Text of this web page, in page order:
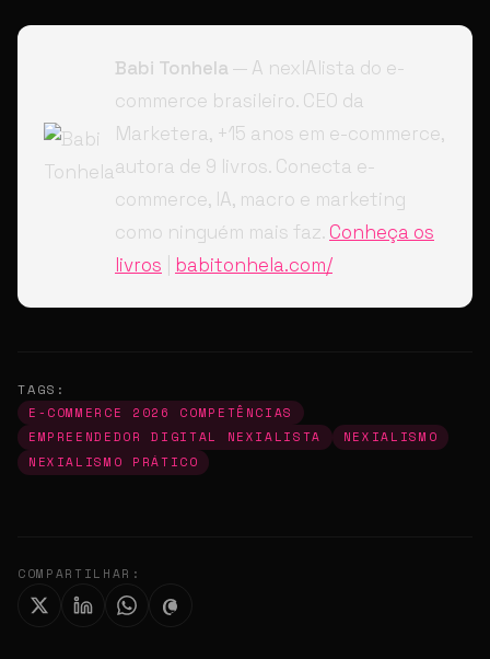
Babi Tonhela — A nexIAlista do e-
commerce brasileiro. CEO da
Marketera, +15 anos em e-commerce,
autora de 9 livros. Conecta e-
commerce, IA, macro e marketing
como ninguém mais faz. Conheça os
livros
babitonhela.com/
TAGS:
E-COMMERCE 2026 COMPETÊNCIAS
EMPREENDEDOR DIGITAL NEXIALISTA
NEXIALISMO
NEXIALISMO PRÁTICO
COMPARTILHAR: